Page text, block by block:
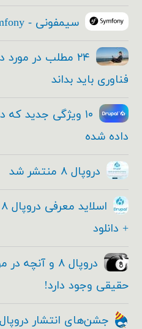
سیمفونی - Symfony
فناوری باید بداند
داده شده
دروپال ۸ منتشر شد
+ دانلود
دروپال ۸ و
حقیقی وجود دارد!
جشن‌های انتشار دروپال